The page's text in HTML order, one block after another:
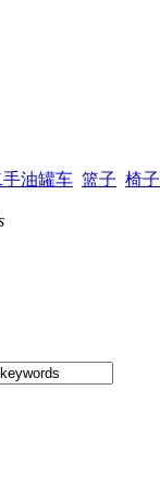
手油罐车 篮子 椅